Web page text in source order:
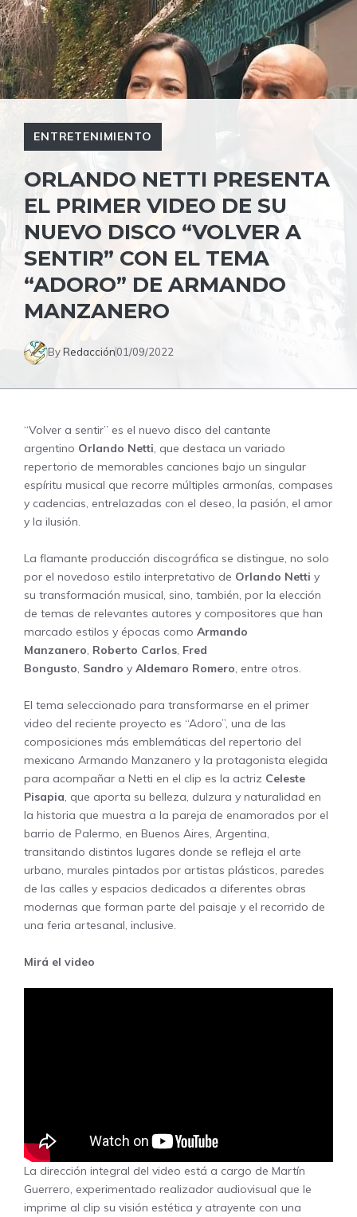
ENTRETENIMIENTO
ORLANDO NETTI PRESENTA
EL PRIMER VIDEO DE SU
NUEVO DISCO “VOLVER A
SENTIR” CON EL TEMA
“ADORO” DE ARMANDO
MANZANERO
ByRedacción01/09/2022
“Volver a sentir” es el nuevo disco del cantante
argentino Orlando Netti, que destaca un variado
repertorio de memorables canciones bajo un singular
espíritu musical que recorre múltiples armonías, compases
y cadencias, entrelazadas con el deseo, la pasión, el amor
y la ilusión.
La flamante producción discográfica se distingue, no solo
por el novedoso estilo interpretativo de Orlando Netti y
su transformación musical, sino, también, por la elección
de temas de relevantes autores y compositores que han
marcado estilos y épocas como Armando
Manzanero, Roberto Carlos, Fred
Bongusto, Sandro y Aldemaro Romero, entre otros.
El tema seleccionado para transformarse en el primer
video del reciente proyecto es “Adoro”, una de las
composiciones más emblemáticas del repertorio del
mexicano Armando Manzanero y la protagonista elegida
para acompañar a Netti en el clip es la actriz Celeste
Pisapia, que aporta su belleza, dulzura y naturalidad en
la historia que muestra a la pareja de enamorados por el
barrio de Palermo, en Buenos Aires, Argentina,
transitando distintos lugares donde se refleja el arte
urbano, murales pintados por artistas plásticos, paredes
de las calles y espacios dedicados a diferentes obras
modernas que forman parte del paisaje y el recorrido de
una feria artesanal, inclusive.
Mirá el video
La dirección integral del video está a cargo de Martín
Guerrero, experimentado realizador audiovisual que le
imprime al clip su visión estética y atrayente con una